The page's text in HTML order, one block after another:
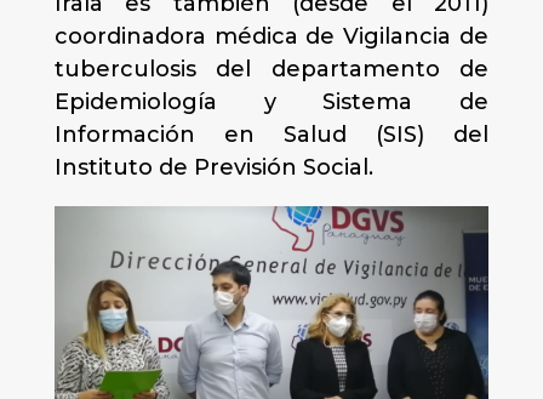
coordinadora médica de Vigilancia de
tuberculosis del departamento de
Epidemiología y Sistema de
Información en Salud (SIS) del
Instituto de Previsión Social.